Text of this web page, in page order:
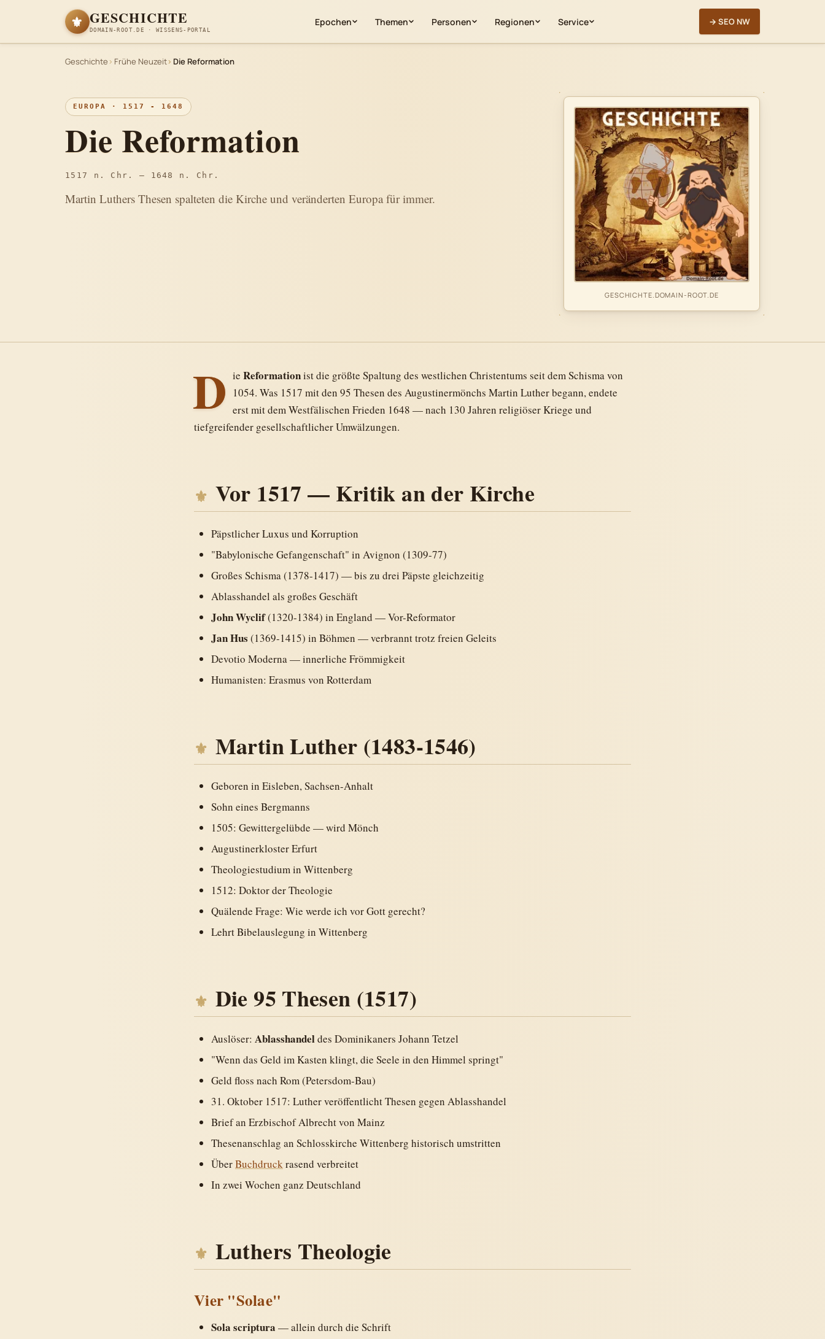
⚜ GESCHICHTE
DOMAIN-ROOT.DE · WISSENS-PORTAL
Epochen Themen Personen Regionen Service → SEO NW
Geschichte Frühe Neuzeit Die Reformation
EUROPA · 1517 - 1648
Die Reformation
1517 n. Chr. – 1648 n. Chr.
Martin Luthers Thesen spalteten die Kirche und veränderten Europa für immer.
GESCHICHTE.DOMAIN-ROOT.DE
D ie Reformationist die größte Spaltung des westlichen Christentums seit dem Schisma von
1054. Was 1517 mit den 95 Thesen des Augustinermönchs Martin Luther begann, endete
erst mit dem Westfälischen Frieden 1648 — nach 130 Jahren religiöser Kriege und
tiefgreifender gesellschaftlicher Umwälzungen.
Vor 1517 — Kritik an der Kirche
Päpstlicher Luxus und Korruption
"Babylonische Gefangenschaft" in Avignon (1309-77)
Großes Schisma (1378-1417) — bis zu drei Päpste gleichzeitig
Ablasshandel als großes Geschäft
John Wyclif(1320-1384) in England — Vor-Reformator
Jan Hus (1369-1415) in Böhmen — verbrannt trotz freien Geleits
Devotio Moderna — innerliche Frömmigkeit
Humanisten: Erasmus von Rotterdam
Martin Luther (1483-1546)
Geboren in Eisleben, Sachsen-Anhalt
Sohn eines Bergmanns
1505: Gewittergelübde — wird Mönch
Augustinerkloster Erfurt
Theologiestudium in Wittenberg
1512: Doktor der Theologie
Quälende Frage: Wie werde ich vor Gott gerecht?
Lehrt Bibelauslegung in Wittenberg
Die 95 Thesen (1517)
Auslöser: Ablasshandeldes Dominikaners Johann Tetzel
"Wenn das Geld im Kasten klingt, die Seele in den Himmel springt"
Geld floss nach Rom (Petersdom-Bau)
31. Oktober 1517: Luther veröffentlicht Thesen gegen Ablasshandel
Brief an Erzbischof Albrecht von Mainz
Thesenanschlag an Schlosskirche Wittenberg historisch umstritten
ÜberBuchdruckrasend verbreitet
In zwei Wochen ganz Deutschland
Luthers Theologie
Vier "Solae"
Sola scriptura — allein durch die Schrift